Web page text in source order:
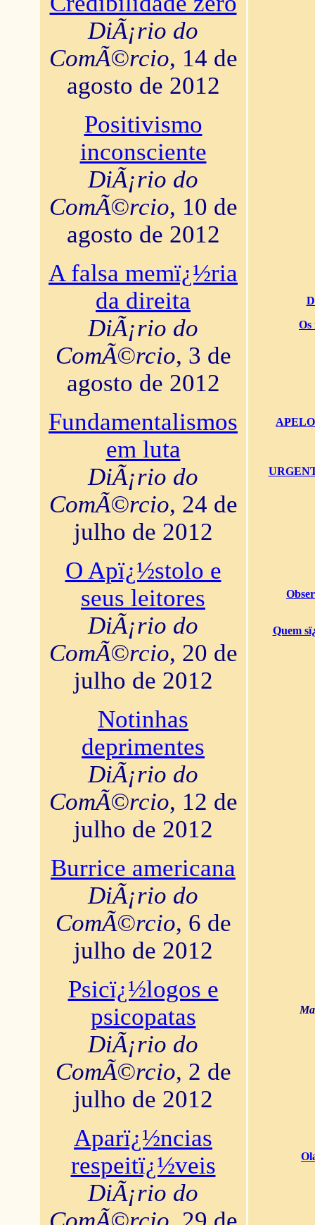
DiÃ¡rio do
ComÃ©rcio, 14 de
agosto de 2012
Positivismo
inconsciente
DiÃ¡rio do
ComÃ©rcio, 10 de
agosto de 2012
A falsa memï¿½ria
da direita
DiÃ¡rio do
ComÃ©rcio, 3 de
agosto de 2012
Fundamentalismos
em luta
DiÃ¡rio do
ComÃ©rcio, 24 de
julho de 2012
O Apï¿½stolo e
seus leitores
DiÃ¡rio do
ComÃ©rcio, 20 de
julho de 2012
Notinhas
deprimentes
DiÃ¡rio do
ComÃ©rcio, 12 de
julho de 2012
Burrice americana
DiÃ¡rio do
ComÃ©rcio, 6 de
julho de 2012
Psicï¿½logos e
psicopatas
DiÃ¡rio do
ComÃ©rcio, 2 de
julho de 2012
Aparï¿½ncias
respeitï¿½veis
DiÃ¡rio do
Os
Quem